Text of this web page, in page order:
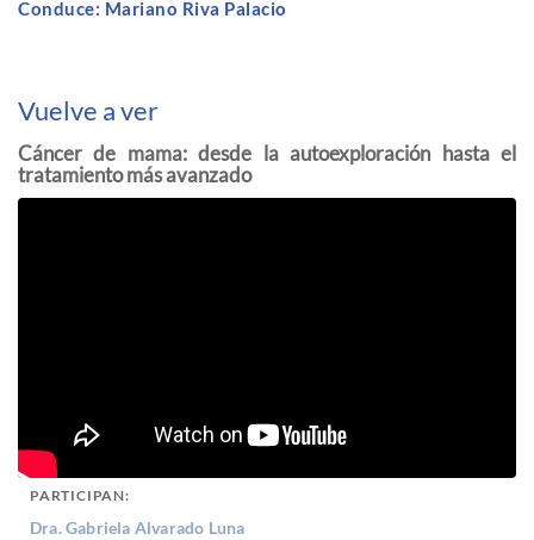
Conduce: Mariano Riva Palacio
Vuelve a ver
Cáncer de mama: desde la autoexploración hasta el
tratamiento más avanzado
PARTICIPAN:
Dra. Gabriela Alvarado Luna